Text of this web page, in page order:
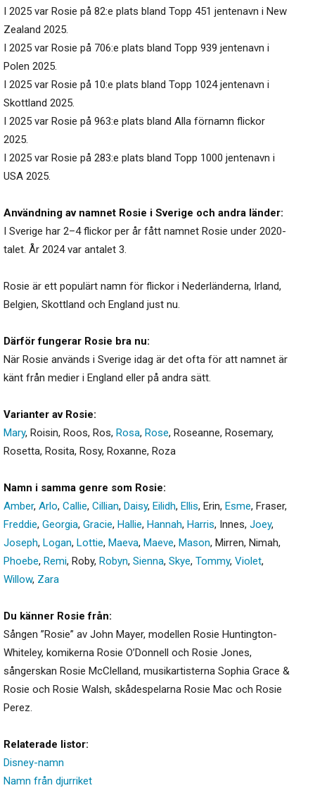
I 2025 var Rosie på 82:e plats bland Topp 451 jentenavn i New
Zealand 2025.
I 2025 var Rosie på 706:e plats bland Topp 939 jentenavn i
Polen 2025.
I 2025 var Rosie på 10:e plats bland Topp 1024 jentenavn i
Skottland 2025.
I 2025 var Rosie på 963:e plats bland Alla förnamn flickor
2025.
I 2025 var Rosie på 283:e plats bland Topp 1000 jentenavn i
USA 2025.
Användning av namnet Rosie i Sverige och andra länder:
I Sverige har 2–4 flickor per år fått namnet Rosie under 2020-
talet. År 2024 var antalet 3.
Rosie är ett populärt namn för flickor i Nederländerna, Irland,
Belgien, Skottland och England just nu.
Därför fungerar Rosie bra nu:
När Rosie används i Sverige idag är det ofta för att namnet är
känt från medier i England eller på andra sätt.
Varianter av Rosie:
Mary, Roisin, Roos, Ros, Rosa, Rose, Roseanne, Rosemary,
Rosetta, Rosita, Rosy, Roxanne, Roza
Namn i samma genre som Rosie:
Amber, Arlo, Callie, Cillian, Daisy, Eilidh, Ellis, Erin, Esme, Fraser,
Freddie, Georgia, Gracie, Hallie, Hannah, Harris, Innes, Joey,
Joseph, Logan, Lottie, Maeva, Maeve, Mason, Mirren, Nimah,
Phoebe, Remi, Roby, Robyn, Sienna, Skye, Tommy, Violet,
Willow, Zara
Du känner Rosie från:
Sången ”Rosie” av John Mayer, modellen Rosie Huntington-
Whiteley, komikerna Rosie O’Donnell och Rosie Jones,
sångerskan Rosie McClelland, musikartisterna Sophia Grace &
Rosie och Rosie Walsh, skådespelarna Rosie Mac och Rosie
Perez.
Relaterade listor:
Disney-namn
Namn från djurriket